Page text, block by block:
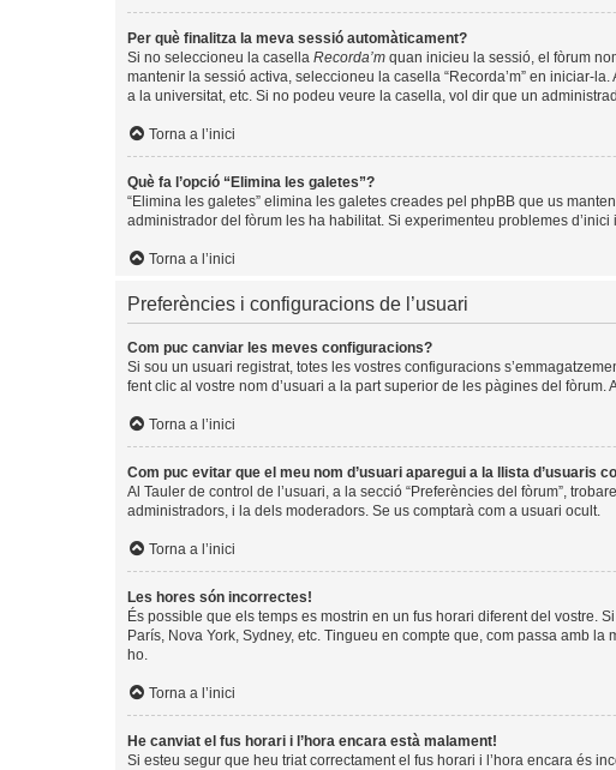
Per què finalitza la meva sessió automàticament?
Si no seleccioneu la casella Recorda’m quan inicieu la sessió, el fòrum
mantenir la sessió activa, seleccioneu la casella “Recorda’m” en iniciar-
a la universitat, etc. Si no podeu veure la casella, vol dir que un
Torna a l’inici
Què fa l’opció “Elimina les galetes”?
“Elimina les galetes” elimina les galetes creades pel phpBB que us
administrador del fòrum les ha habilitat. Si experimenteu problemes
Torna a l’inici
Preferències i configuracions de l’usuari
Com puc canviar les meves configuracions?
Si sou un usuari registrat, totes les vostres configuracions
fent clic al vostre nom d’usuari a la part superior de les pàgines del
Torna a l’inici
Com puc evitar que el meu nom d’usuari aparegui a la llista d’usuaris
Al Tauler de control de l’usuari, a la secció “Preferències del fòrum”,
administradors, i la dels moderadors. Se us comptarà com a usuari ocult.
Torna a l’inici
Les hores són incorrectes!
És possible que els temps es mostrin en un fus horari diferent del vostre.
París, Nova York, Sydney, etc. Tingueu en compte que, com passa amb
ho.
Torna a l’inici
He canviat el fus horari i l’hora encara està malament!
Si esteu segur que heu triat correctament el fus horari i l’hora encara és